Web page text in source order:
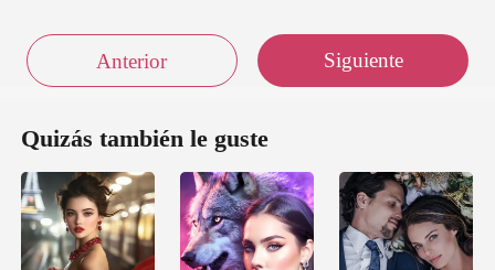
Anterior Siguiente
Quizás también le guste